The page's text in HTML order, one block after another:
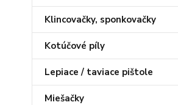
Klincovačky, sponkovačky
Kotúčové píly
Lepiace / taviace pištole
Miešačky